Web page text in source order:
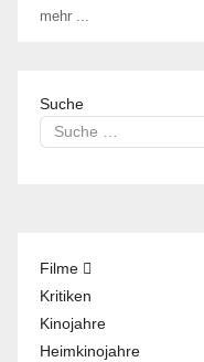
mehr ...
Suche
Filme
Kritiken
Kinojahre
Heimkinojahre